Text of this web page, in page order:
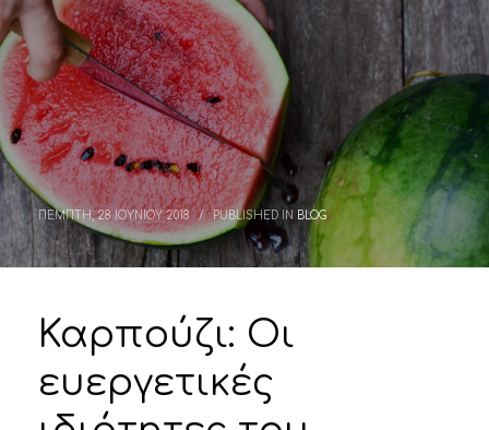
ΠΕΜΠΤΗ, 28 ΙΟΥΝΙΟΥ 2018 / PUBLISHED IN BLOG
Καρπούζι: Οι
ευεργετικές